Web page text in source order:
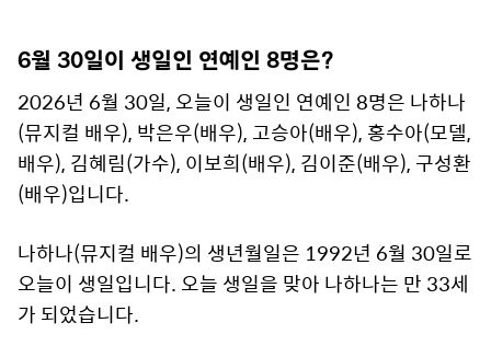
6월 30일이 생일인 연예인 8명은?
2026년 6월 30일, 오늘이 생일인 연예인 8명은 나하나
(뮤지컬 배우), 박은우(배우), 고승아(배우), 홍수아(모델,
배우), 김혜림(가수), 이보희(배우), 김이준(배우), 구성환
(배우)입니다.
나하나(뮤지컬 배우)의 생년월일은 1992년 6월 30일로
오늘이 생일입니다. 오늘 생일을 맞아 나하나는 만 33세
가 되었습니다.